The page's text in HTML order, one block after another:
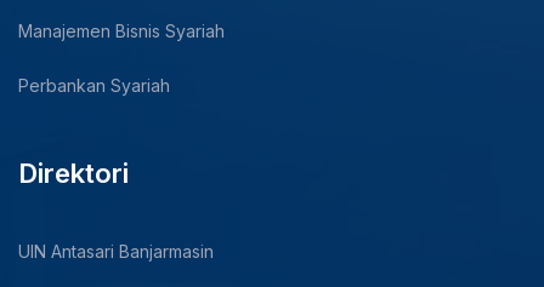
Manajemen Bisnis Syariah
Perbankan Syariah
Direktori
UIN Antasari Banjarmasin